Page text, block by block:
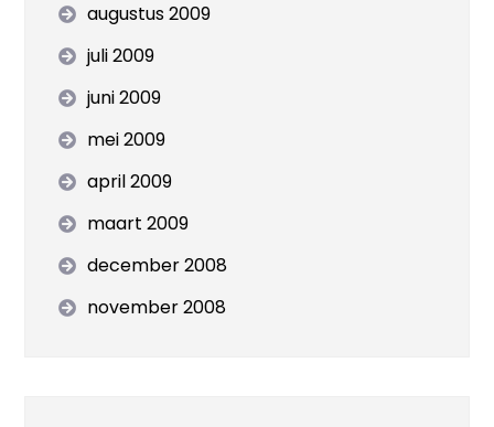
augustus 2009
juli 2009
juni 2009
mei 2009
april 2009
maart 2009
december 2008
november 2008